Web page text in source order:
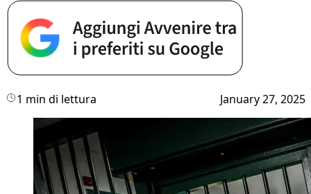
1 min di lettura January 27, 2025